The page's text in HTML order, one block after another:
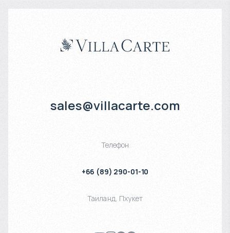
sales@villacarte.com
Телефон
+66 (89) 290-01-10
Таиланд, Пхукет